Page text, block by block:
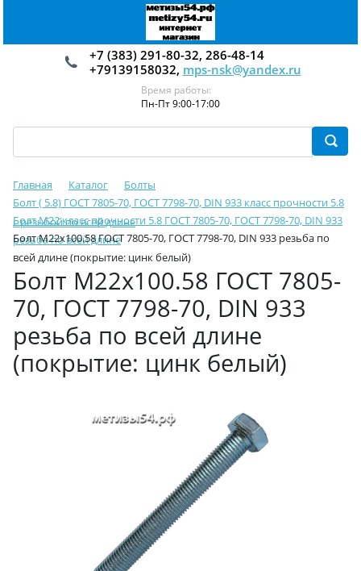
+7 (383) 291-80-32, 286-48-14
+79139158032, mps-nsk@yandex.ru
Время работы:
Пн-Пт 9:00-17:00
Главная Каталог
Болты
Болт ( 5.8) ГОСТ 7805-70, ГОСТ 7798-70, DIN 933 класс прочности 5.8
с резьбой по всей длине
Болт М22 класс прочности 5.8 ГОСТ 7805-70, ГОСТ 7798-70, DIN 933
резьба по всей длине
Болт М22х100.58 ГОСТ 7805-70, ГОСТ 7798-70, DIN 933 резьба по
всей длине (покрытие: цинк белый)
Болт М22х100.58 ГОСТ 7805-
70, ГОСТ 7798-70, DIN 933
резьба по всей длине
(покрытие: цинк белый)